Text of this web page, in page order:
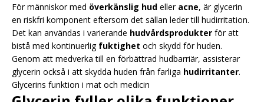
För människor med överkänslig hud eller acne, är glycerin
en riskfri komponent eftersom det sällan leder till hudirritation.
Det kan användas i varierande hudvårdsprodukter för att
bistå med kontinuerlig fuktighet och skydd för huden.
Genom att medverka till en förbättrad hudbarriär, assisterar
glycerin också i att skydda huden från farliga hudirritanter.
Glycerins funktion i mat och medicin